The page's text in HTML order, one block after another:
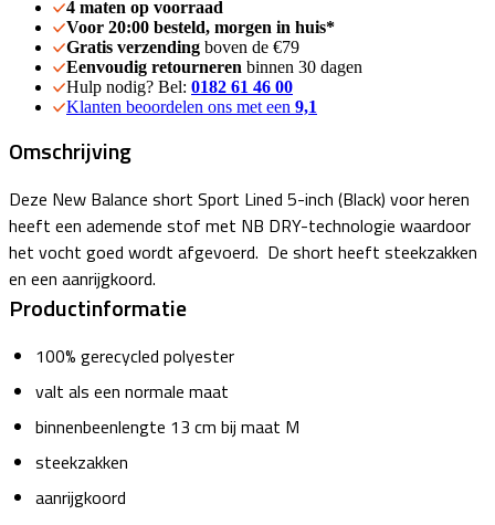
4 maten op voorraad
Voor 20:00 besteld, morgen in huis*
Gratis verzending boven de €79
Eenvoudig retourneren binnen 30 dagen
Hulp nodig? Bel: 0182 61 46 00
Klanten beoordelen ons met een 9,1
Omschrijving
Deze New Balance short Sport Lined 5-inch (Black) voor heren
heeft een ademende stof met NB DRY-technologie waardoor
het vocht goed wordt afgevoerd. De short heeft steekzakken
en een aanrijgkoord.
Productinformatie
100% gerecycled polyester
valt als een normale maat
binnenbeenlengte 13 cm bij maat M
steekzakken
aanrijgkoord